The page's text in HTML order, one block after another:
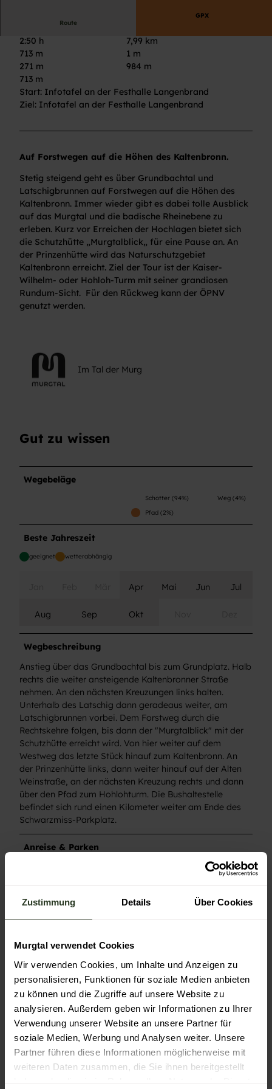
Zustimmung Details Über Cookies
Murgtal verwendet Cookies
Wir verwenden Cookies, um Inhalte und Anzeigen zu
personalisieren, Funktionen für soziale Medien anbieten
zu können und die Zugriffe auf unsere Website zu
analysieren. Außerdem geben wir Informationen zu Ihrer
Verwendung unserer Website an unsere Partner für
soziale Medien, Werbung und Analysen weiter. Unsere
Partner führen diese Informationen möglicherweise mit
weiteren Daten zusammen, die Sie ihnen bereitgestellt
Route
GPX
2:50 h
7,99 km
713 m
1 m
271 m
984 m
713 m
Start: Infotafel an der Festhalle Langenbrand
Ziel: Infotafel an der Festhalle Langenbrand
Auf Forstwegen auf die Höhen des Kaltenbronn.
Stetig steigend geht es über Grundbachtal und
Latschigbrunnen auf Forstwegen auf die Höhen des
Kaltenbronn. Immer wieder gibt es dabei tolle Ausblick
auf das Murgtal und die badische Rheinebene zu
erleben. Kurz vor Erreichen der Hochlagen bietet sich
die Schutzhütte „Murgtalblick„ für eine Pause an. An
der Prinzenhütte wird das Naturschutzgebiet
Kaltenbronn erreicht. Ziel der Tour ist der Kaiser-
Wilhelm- oder Hohloh-Turm mit seiner grandiosen
Rundum-Sicht. Für den Rückweg kann der ÖPNV
genutzt werden.
Im Tal der Murg
Gut zu wissen
Wegebeläge
Schotter (94%)
Weg (4%)
Pfad (2%)
Beste Jahreszeit
geeignet wetterabhängig
Apr Mai Jun Jul
Aug Sep Okt
Wegbeschreibung
Anstieg über das Grundbachtal bis zum Grundplatz. Halb
rechts die weiter ansteigende Kaltenbronner Straße
nehmen. An den nächsten Kreuzungen links halten.
Unterhalb des Latschig dann geradeaus weiter, am
Latschigbrunnen vorbei. Dem Forstweg durch die
Rechtskehre folgen, bis dann der "Murgtalblick" mit der
Schutzhütte erreicht wird. Von hier weiter auf dem
Westweg das letzte Stück hinauf zum Kaltenbronn. An
der Prinzenhütte links, dann weiter hinauf auf der Alten
Weinstraße, an der nächsten Kreuzung rechts und dann
über den Pfad zum Hohlohturm. Die Bushaltestelle
befindet sich rund einen Kilometer weiter am Ende des
Schwarzmiss-Parkplatz.
Anreise & Parken
Festhalle Langenbrand.
Mit der S8/81 bis zum Haltepunkt Langenbrand oder von
Forbach mit der Linie 248 bis zur Haltestelle
Langenbrand Rathaus. Die Festhalle ist in einigen
Minuten zu Fuß zu erreichen.
Weitere Infos / Links
Fahrplan für die Rückfahrt ab Kaltenbronn unter